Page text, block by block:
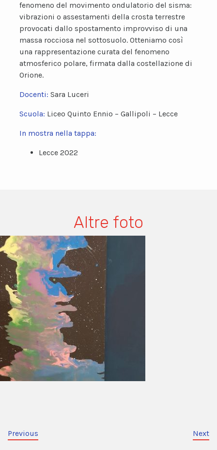
fenomeno del movimento ondulatorio del sisma:
vibrazioni o assestamenti della crosta terrestre
provocati dallo spostamento improvviso di una
massa rocciosa nel sottosuolo. Otteniamo così
una rappresentazione curata del fenomeno
atmosferico polare, firmata dalla costellazione di
Orione.
Docenti: Sara Luceri
Scuola: Liceo Quinto Ennio – Gallipoli – Lecce
In mostra nella tappa:
Lecce 2022
Altre foto
Previous Next